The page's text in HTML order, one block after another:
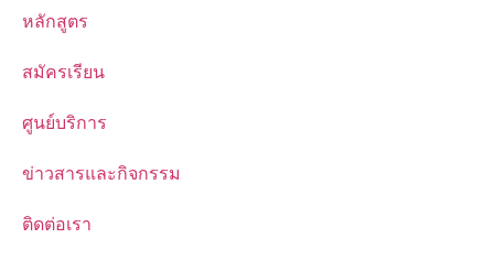
หลักสูตร
สมัครเรียน
ศูนย์บริการ
ข่าวสารและกิจกรรม
ติดต่อเรา